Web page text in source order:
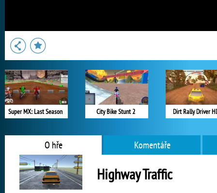
Super MX: Last Season City Bike Stunt 2 Dirt Rally Driver
O hře Komentáře
Highway Traffic